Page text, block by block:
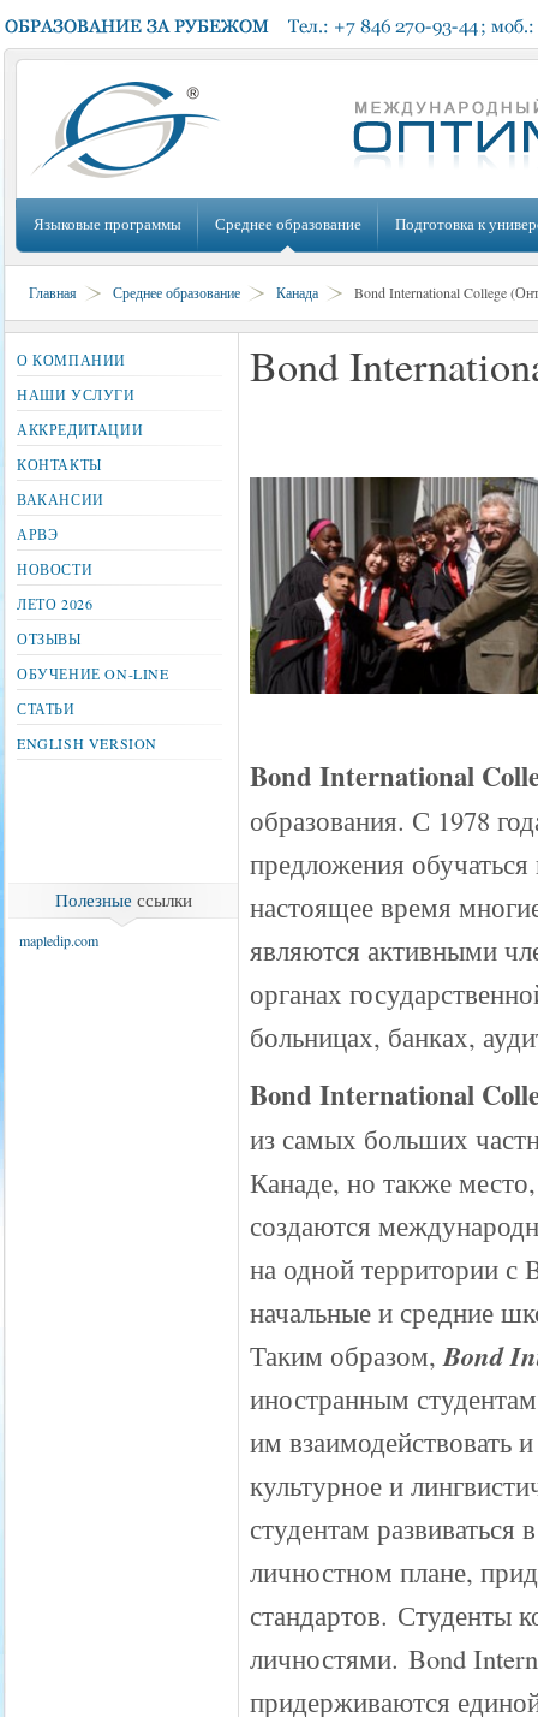
Языковые программы Среднее образование Подготовка к
Главная Среднее образование Канада Bond International College
Bond
Bond International
образования. С 1978
предложения
настоящее время
являются активными
органах
больницах, банках,
Bond International
из самых больших
Канаде, но также
создаются
на одной территории с
начальные и средние
Таким образом,Bond
иностранным
им взаимодействовать
культурное и
студентам
личностном плане,
стандартов. Студенты
личностями. Bond
придерживаются
О КОМПАНИИ
НАШИ УСЛУГИ
АККРЕДИТАЦИИ
КОНТАКТЫ
ВАКАНСИИ
АРВЭ
НОВОСТИ
ЛЕТО 2026
ОТЗЫВЫ
ОБУЧЕНИЕ ON-LINE
СТАТЬИ
ENGLISH VERSION
Полезные ссылки
mapledip.com